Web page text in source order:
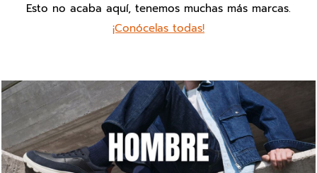
Esto no acaba aquí, tenemos muchas más marcas.
¡Conócelas todas!